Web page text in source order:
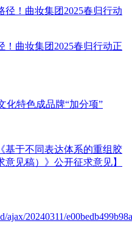
曲妆集团2025春归行动正
化特色成品牌“加分项”
基于不同表达体系的重组胶
见稿）》公开征求意见】